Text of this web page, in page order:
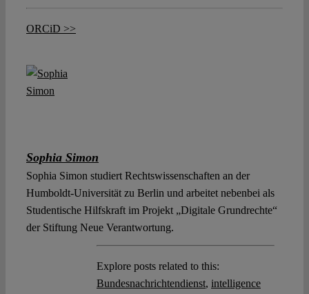
ORCiD >>
Sophia Simon
Sophia Simon studiert Rechtswissenschaften an der
Humboldt-Universität zu Berlin und arbeitet nebenbei als
Studentische Hilfskraft im Projekt „Digitale Grundrechte“
der Stiftung Neue Verantwortung.
Explore posts related to this:
Bundesnachrichtendienst, intelligence